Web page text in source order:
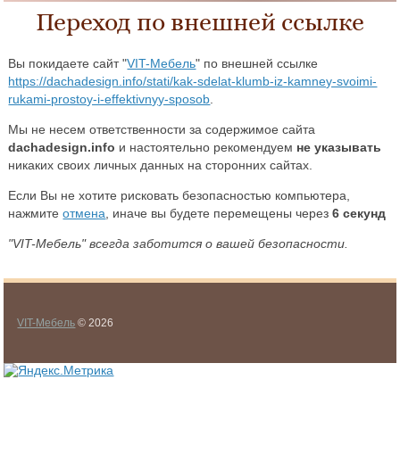
Переход по внешней ссылке
Вы покидаете сайт "VIT-Мебель" по внешней ссылке
https://dachadesign.info/stati/kak-sdelat-klumb-iz-kamney-svoimi-
rukami-prostoy-i-effektivnyy-sposob
Мы не несем ответственности за содержимое сайта
dachadesign.info и настоятельно рекомендуем не указывать
никаких своих личных данных на сторонних сайтах.
Если Вы не хотите рисковать безопасностью компьютера,
нажмитеотмена , иначе вы будете перемещены через6 секунд
"VIT-Мебель" всегда заботится о вашей безопасности.
VIT-Мебель © 2026